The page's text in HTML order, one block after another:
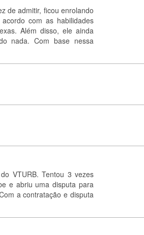
de admitir, ficou enrolando
com as habilidades
Além disso, ele ainda
nada. Com base nessa
VTURB. Tentou 3 vezes
e abriu uma disputa para
a contratação e disputa